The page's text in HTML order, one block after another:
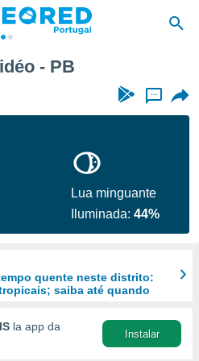
- PB
...
Lua minguante
Iluminada:44%
quente neste distrito:
saiba até quando
la app da
Instalar